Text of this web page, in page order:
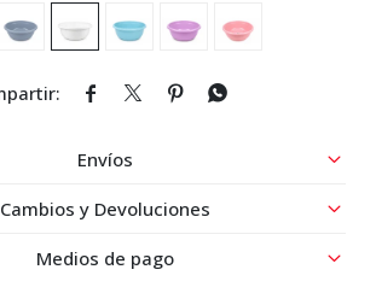
   
Envíos
Cambios y Devoluciones
Medios de pago